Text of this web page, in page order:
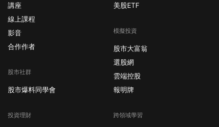
講座
線上課程
影音
合作作者
股市社群
股市爆料同學會
投資理財
美股ETF
模擬投資
股市大富翁
選股網
雲端控股
報明牌
跨領域學習